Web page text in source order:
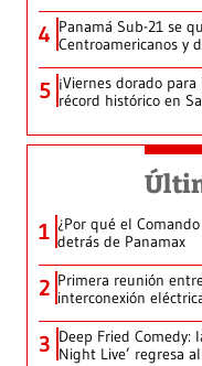
4 Panamá Sub-21 se
Centroamericanos y
5 ¡Viernes dorado
récord histórico en
1 ¿Por qué el
detrás de Panamax
2 Primera reunión
interconexión
3 Deep Fried Comedy:
Night Live’ regresa